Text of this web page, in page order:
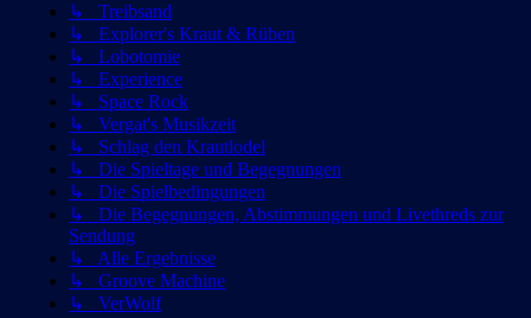
↳ Treibsand
↳ Explorer's Kraut & Rüben
↳ Lobotomie
↳ Experience
↳ Space Rock
↳ Vergat's Musikzeit
↳ Schlag den Krautlodel
↳ Die Spieltage und Begegnungen
↳ Die Spielbedingungen
↳ Die Begegnungen, Abstimmungen und Livethreds zur
Sendung
↳ Alle Ergebnisse
↳ Groove Machine
↳ VerWolf